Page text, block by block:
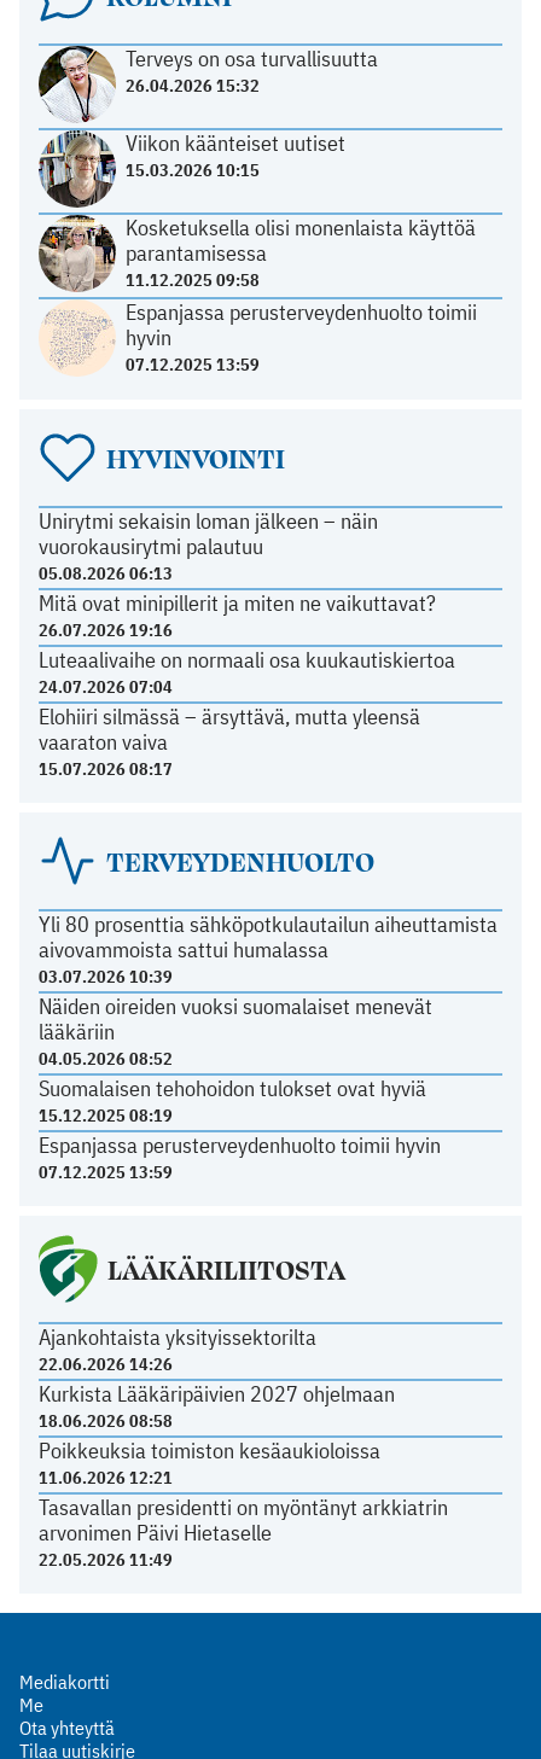
Terveys on osa turvallisuutta
26.04.2026 15:32
Viikon käänteiset uutiset
15.03.2026 10:15
Kosketuksella olisi monenlaista käyttöä
parantamisessa
11.12.2025 09:58
Espanjassa perusterveydenhuolto toimii
hyvin
07.12.2025 13:59
HYVINVOINTI
Unirytmi sekaisin loman jälkeen – näin
vuorokausirytmi palautuu
05.08.2026 06:13
Mitä ovat minipillerit ja miten ne vaikuttavat?
26.07.2026 19:16
Luteaalivaihe on normaali osa kuukautiskiertoa
24.07.2026 07:04
Elohiiri silmässä – ärsyttävä, mutta yleensä
vaaraton vaiva
15.07.2026 08:17
TERVEYDENHUOLTO
Yli 80 prosenttia sähköpotkulautailun aiheuttamista
aivovammoista sattui humalassa
03.07.2026 10:39
Näiden oireiden vuoksi suomalaiset menevät
lääkäriin
04.05.2026 08:52
Suomalaisen tehohoidon tulokset ovat hyviä
15.12.2025 08:19
Espanjassa perusterveydenhuolto toimii hyvin
07.12.2025 13:59
LÄÄKÄRILIITOSTA
Ajankohtaista yksityissektorilta
22.06.2026 14:26
Kurkista Lääkäripäivien 2027 ohjelmaan
18.06.2026 08:58
Poikkeuksia toimiston kesäaukioloissa
11.06.2026 12:21
Tasavallan presidentti on myöntänyt arkkiatrin
arvonimen Päivi Hietaselle
22.05.2026 11:49
Mediakortti
Me
Ota yhteyttä
Tilaa uutiskirje